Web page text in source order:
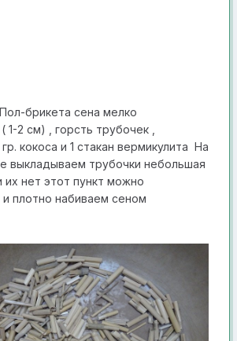
брикета сена мелко
1-2 см) , горсть трубочек ,
кокоса и 1 стакан вермикулита На
выклад ываем трубочки небольшая
их нет этот пун кт можно
и плотно набиваем сеном